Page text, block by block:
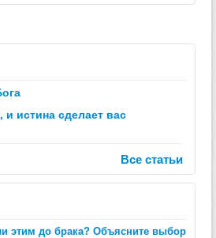
и истина сделает вас
Все статьи
этим до брака? Объясните выбор